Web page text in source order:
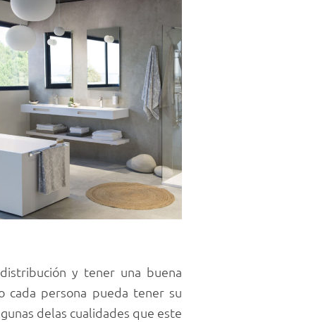
y tener una buena
cada persona pueda tener su
delas cualidades que este